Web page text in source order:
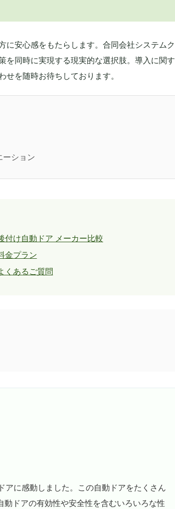
安心感をもたらします。合同会社システムク
を同時に実現する現実的な選択肢。導入に関す
を随時お待ちしております。
ーション
付け自動ドア メーカー比較
金プラン
くあるご質問
に感動しました。この自動ドアをたくさん
ドアの有効性や安全性を含むいろいろな性